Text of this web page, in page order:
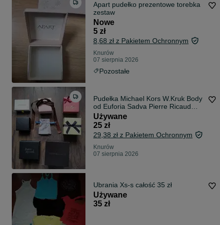
Apart pudełko prezentowe torebka
zestaw
Nowe
5 zł
8,68 zł z Pakietem Ochronnym
Knurów
07 sierpnia 2026
Pozostałe
Pudełka Michael Kors W.Kruk Body
od Euforia Sadva Pierre Ricaud
noname
Używane
25 zł
29,38 zł z Pakietem Ochronnym
Knurów
07 sierpnia 2026
Ubrania Xs-s całość 35 zł
Używane
35 zł